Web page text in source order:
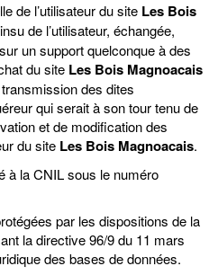
de l’utilisateur du site Les Bois
de l’utilisateur, échangée,
un support quelconque à des
du site Les Bois Magnoacais
des dites
qui serait à son tour tenu de
et de modification des
du site Les Bois Magnoacais.
à la CNIL sous le numéro
par les dispositions de la
la directive 96/9 du 11 mars
des bases de données.